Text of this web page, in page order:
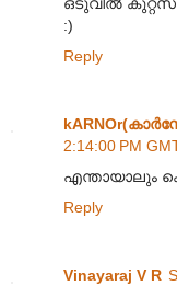
:)
Reply
2:14:00 PM
എന്തായാലും
Reply
Vinayaraj V R